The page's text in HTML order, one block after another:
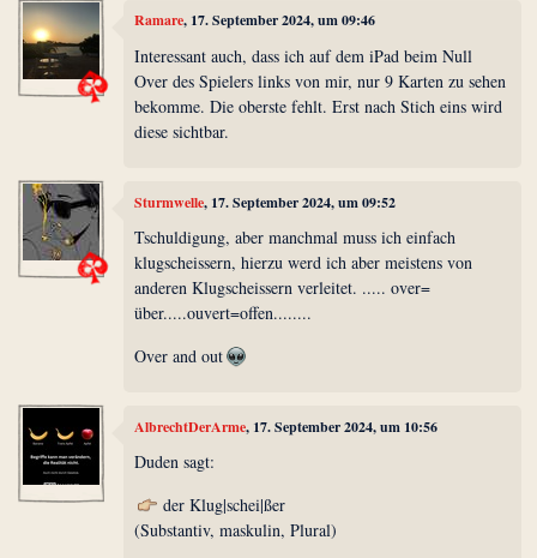
Ramare, 17. September 2024, um 09:46
Interessant auch, dass ich auf dem iPad beim Null
Over des Spielers links von mir, nur 9 Karten zu sehen
bekomme. Die oberste fehlt. Erst nach Stich eins wird
diese sichtbar.
Sturmwelle, 17. September 2024, um 09:52
Tschuldigung, aber manchmal muss ich einfach
klugscheissern, hierzu werd ich aber meistens von
anderen Klugscheissern verleitet. ..... over=
über.....ouvert=offen........
Over and out
AlbrechtDerArme, 17. September 2024, um 10:56
Duden sagt:
der Klug|schei|ßer
(Substantiv, maskulin, Plural)